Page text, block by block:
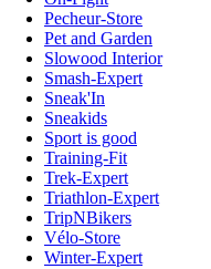
Pecheur-Store
Pet and Garden
Slowood Interior
Smash-Expert
Sneak'In
Sneakids
Sport is good
Training-Fit
Trek-Expert
Triathlon-Expert
TripNBikers
Vélo-Store
Winter-Expert